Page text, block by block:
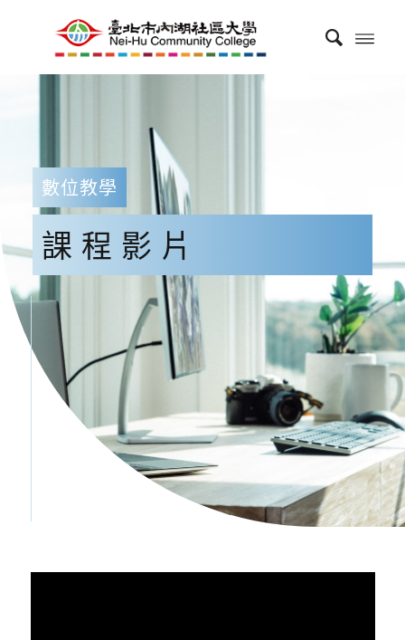
數位教學
課程影片